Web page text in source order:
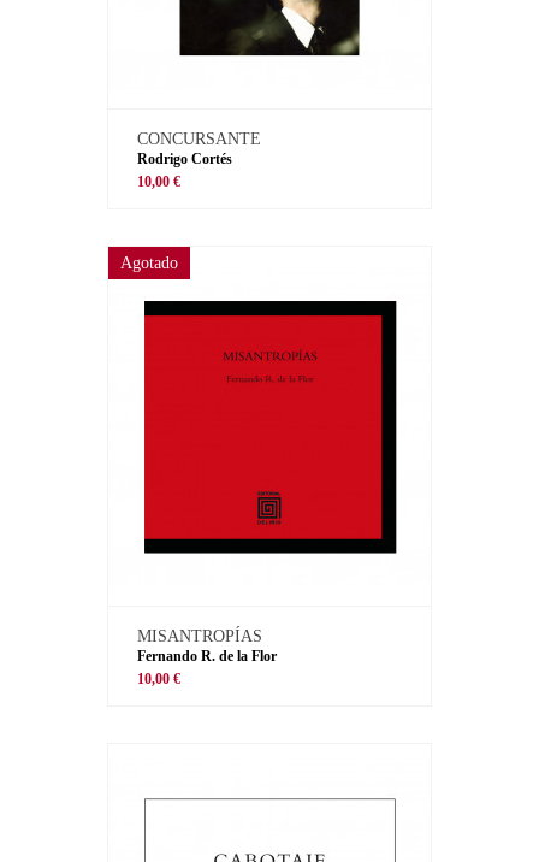
CONCURSANTE
Rodrigo Cortés
10,00 €
Agotado
MISANTROPÍAS
Fernando R. de la Flor
10,00 €